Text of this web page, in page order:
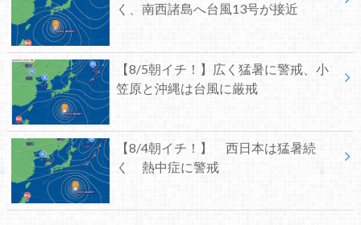
く、南西諸島へ台風13号が接近
【8/5朝イチ！】広く猛暑に警戒、小
笠原と沖縄は台風に厳戒
【8/4朝イチ！】 西日本は猛暑続
く 熱中症に警戒